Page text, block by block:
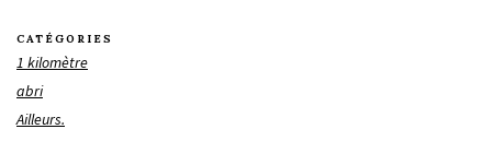
CATÉGORIES
1 kilomètre
abri
Ailleurs.